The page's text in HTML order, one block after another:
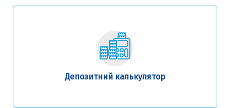
Депозитний калькулятор